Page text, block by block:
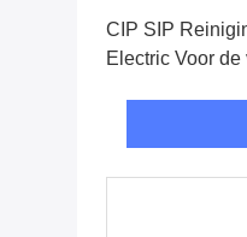
CIP SIP
Electric Voor